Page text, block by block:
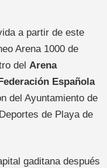
a partir de este
Arena 1000 de
del Arena
Española
del Ayuntamiento de
de Playa de
gaditana después